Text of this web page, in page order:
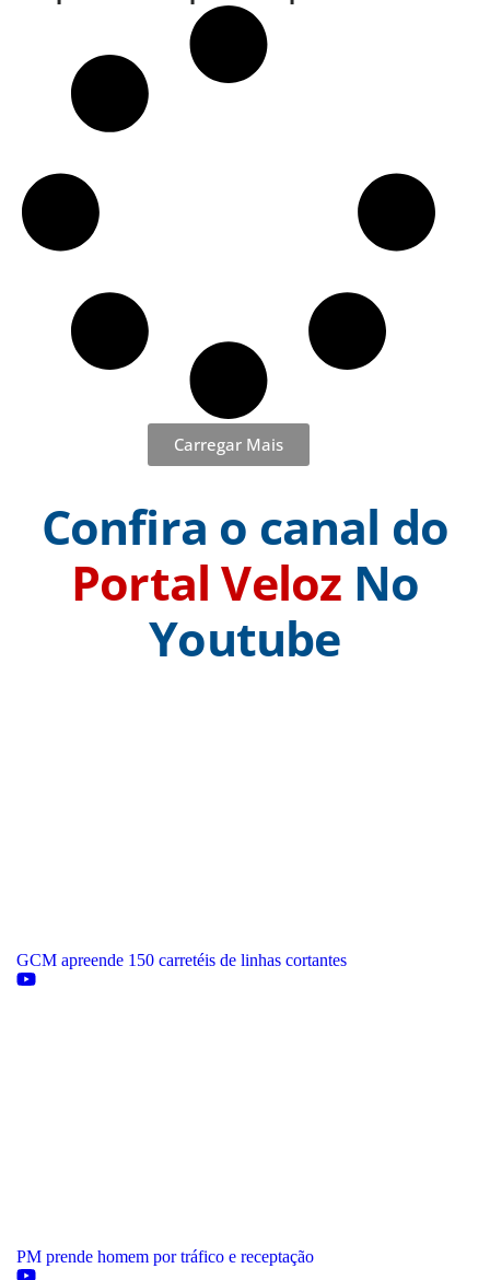
serviços do Governo do Estado
Carregar Mais
Confira o canal do
Portal Veloz No
Youtube
GCM apreende 150 carretéis de linhas cortantes
PM prende homem por tráfico e receptação